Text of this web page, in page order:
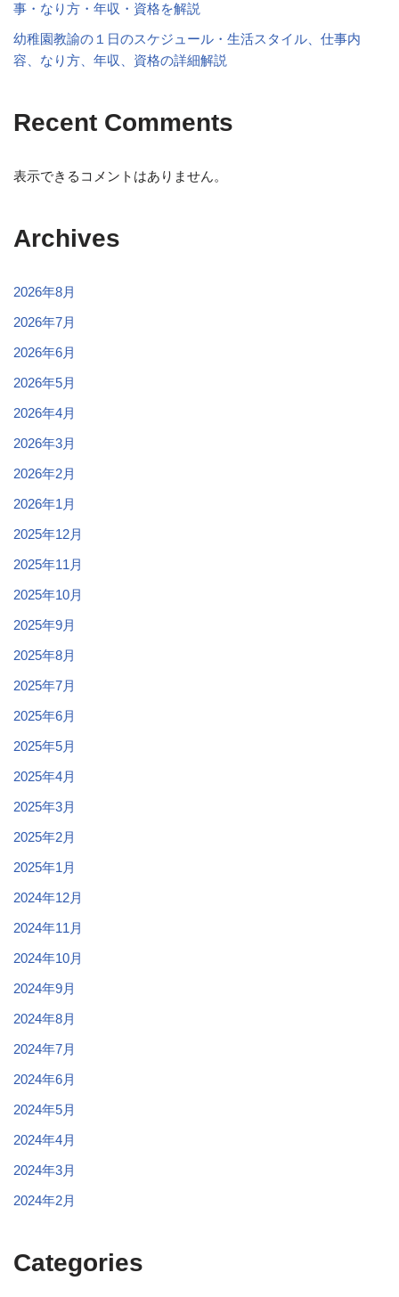
事・なり方・年収・資格を解説
幼稚園教諭の１日のスケジュール・生活スタイル、仕事内
容、なり方、年収、資格の詳細解説
Recent Comments
表示できるコメントはありません。
Archives
2026年8月
2026年7月
2026年6月
2026年5月
2026年4月
2026年3月
2026年2月
2026年1月
2025年12月
2025年11月
2025年10月
2025年9月
2025年8月
2025年7月
2025年6月
2025年5月
2025年4月
2025年3月
2025年2月
2025年1月
2024年12月
2024年11月
2024年10月
2024年9月
2024年8月
2024年7月
2024年6月
2024年5月
2024年4月
2024年3月
2024年2月
Categories